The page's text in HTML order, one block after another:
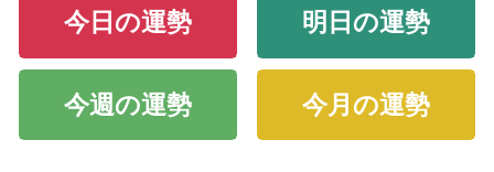
今日の運勢 明日の運勢
今週の運勢 今月の運勢